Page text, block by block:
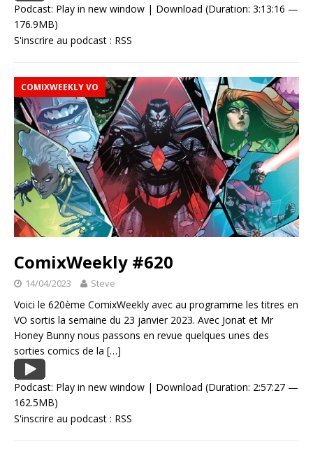
Podcast: Play in new window | Download (Duration: 3:13:16 —
176.9MB)
S'inscrire au podcast : RSS
COMIXWEEKLY VO
ComixWeekly #620
14/04/2023 Steve
Voici le 620ème ComixWeekly avec au programme les titres en
VO sortis la semaine du 23 janvier 2023. Avec Jonat et Mr
Honey Bunny nous passons en revue quelques unes des
sorties comics de la […]
Podcast: Play in new window | Download (Duration: 2:57:27 —
162.5MB)
S'inscrire au podcast : RSS